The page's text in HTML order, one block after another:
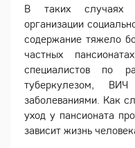
В таких случаях
организации
содержание тяжело
частных
специалистов по
туберкулезом,
заболеваниями. Как
уход у пансионата
зависит жизнь